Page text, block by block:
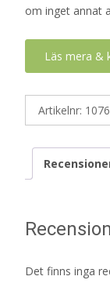
om inget annat
Läs mera &
Artikelnr:
Det finns inga